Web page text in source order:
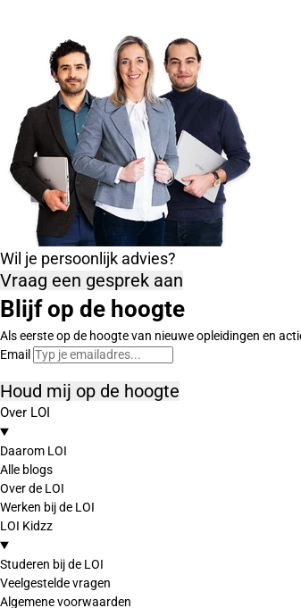
Wil je persoonlijk advies?
Vraag een gesprek aan
Blijf op de hoogte
Als eerste op de hoogte van nieuwe opleidingen en
Email
Houd mij op de hoogte
Over LOI
Daarom LOI
Alle blogs
Over de LOI
Werken bij de LOI
LOI Kidzz
Studeren bij de LOI
Veelgestelde vragen
Algemene voorwaarden